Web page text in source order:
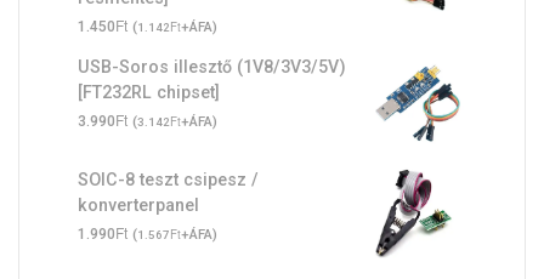
1.450Ft (1.142Ft+ÁFA)
USB-Soros illesztő (1V8/3V3/5V)
[FT232RL chipset]
3.990Ft (3.142Ft+ÁFA)
SOIC-8 teszt csipesz /
konverterpanel
1.990Ft (1.567Ft+ÁFA)